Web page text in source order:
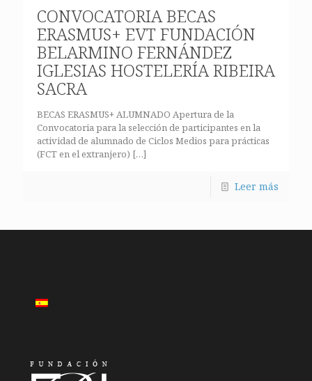
CONVOCATORIA BECAS
ERASMUS+ EVT FUNDACIÓN
BELARMINO FERNÁNDEZ
IGLESIAS HOSTELERÍA RIBEIRA
SACRA
BECAS ERASMUS+ ALUMNADO Apertura de la
Convocatoria para la selección de participantes en la
actividad de alumnado de Ciclos Medios para prácticas
(FCT en el extranjero) […]
Leer más